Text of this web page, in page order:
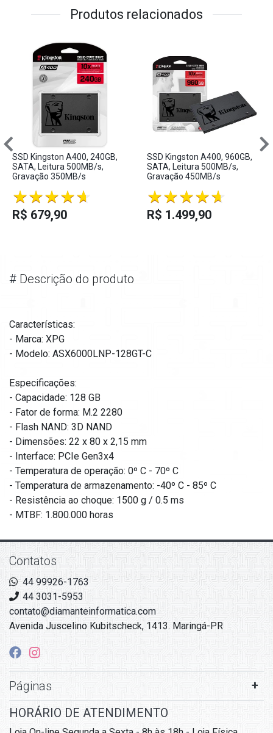
Produtos relacionados
SSD Kingston A400, 240GB,
SATA, Leitura 500MB/s,
Gravação 350MB/s
R$ 679,90
SSD Kingston A400, 960GB,
SATA, Leitura 500MB/s,
Gravação 450MB/s
R$ 1.499,90
# Descrição do produto
Características:
- Marca: XPG
- Modelo: ASX6000LNP-128GT-C
Especificações:
- Capacidade: 128 GB
- Fator de forma: M.2 2280
- Flash NAND: 3D NAND
- Dimensões: 22 x 80 x 2,15 mm
- Interface: PCIe Gen3x4
- Temperatura de operação: 0º C - 70º C
- Temperatura de armazenamento: -40º C - 85º C
- Resistência ao choque: 1500 g / 0.5 ms
- MTBF: 1.800.000 horas
Contatos
44 99926-1763
44 3031-5953
contato@diamanteinformatica.com
Avenida Juscelino Kubitscheck, 1413. Maringá-PR
Páginas
HORÁRIO DE ATENDIMENTO